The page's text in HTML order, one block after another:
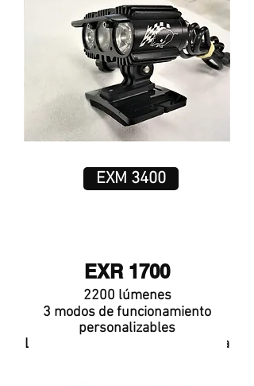
EXM 3400
EXR 1700
2200 lúmenes
3 modos de funcionamiento
personalizables
Lentes específicas adaptadas a la